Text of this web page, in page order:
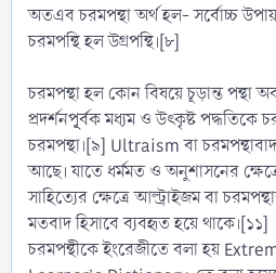
অতএব চরমপন্থা অর্থ হল- সর্বোচ্চ
চরমপন্থি হল উগ্রপন্থি।[৮]
চরমপন্থা হল কোন বিষয়ে চূড়ান্ত পন্থা
প্রদর্শনপূূর্বক মধ্যম ও উৎকৃষ্ট পদ্ধতিকে
চরমপন্থা।[৯] Ultraism বা
আছে। যাতে ধর্মমত ও অনুশাসনের
সাহিত্যের ক্ষেত্রে আল্ট্রাইজম বা
মতবাদ হিসাবে ব্যবহৃত হয়ে থাকে।[১১]
চরমপন্থীকে ইংরেজীতে বলা হয়